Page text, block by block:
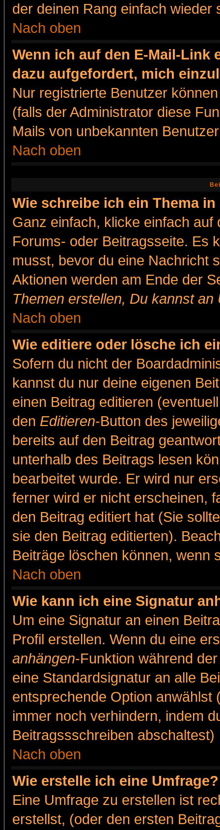
der deinen Rang einfach wieder
Nach oben
Wenn ich auf den E-Mail-Link
dazu aufgefordert, mich
Nur registrierte Benutzer
(falls der Administrator diese
Mails von unbekannten
Nach oben
Wie schreibe ich ein Thema
Ganz einfach, klicke einfach
Forums- oder Beitragsseite. Es
musst, bevor du eine Nachricht
Aktionen werden am Ende der
Themen erstellen, Du kannst
Nach oben
Wie editiere oder lösche ich
Sofern du nicht der
kannst du nur deine eigenen
einen Beitrag editieren
den Editieren-Button des
bereits auf den Beitrag
unterhalb des Beitrags lesen
bearbeitet wurde. Er wird nur
ferner wird er nicht erscheinen,
den Beitrag editiert hat (Sie
sie den Beitrag editierten).
Beiträge löschen können, wenn
Nach oben
Wie kann ich eine Signatur
Um eine Signatur an einen
Profil erstellen. Wenn du eine
anhängen-Funktion während
eine Standardsignatur an alle
entsprechende Option anwählst
immer noch verhindern, indem
Beitragssschreiben abschaltest)
Nach oben
Wie erstelle ich eine Umfrage?
Eine Umfrage zu erstellen ist
erstellst, (oder den ersten